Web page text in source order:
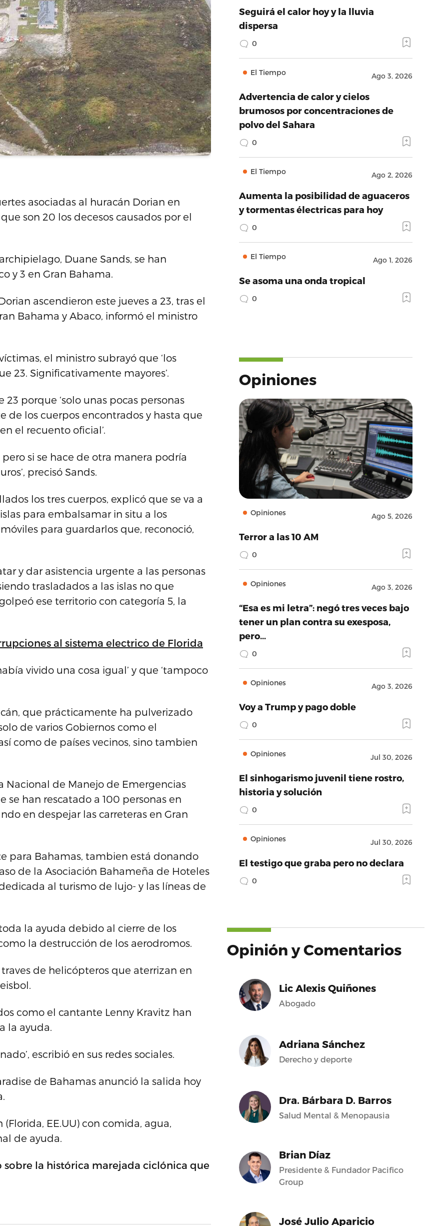
asociadas al huracán Dorian en
son 20 los decesos causados por el
Duane Sands, se han
y 3 en Gran Bahama.
ascendieron este jueves a 23, tras el
Bahama y Abaco, informó el ministro
el ministro subrayó que ‘los
23. Significativamente mayores’.
porque ‘solo unas pocas personas
los cuerpos encontrados y hasta que
el recuento oficial’.
si se hace de otra manera podría
precisó Sands.
los tres cuerpos, explicó que se va a
para embalsamar in situ a los
para guardarlos que, reconoció,
y dar asistencia urgente a las personas
trasladados a las islas no que
ese territorio con categoría 5, la
al sistema electrico de Florida
vivido una cosa igual’ y que ‘tampoco
que prácticamente ha pulverizado
de varios Gobiernos como el
como de países vecinos, sino tambien
Nacional de Manejo de Emergencias
se han rescatado a 100 personas en
en despejar las carreteras en Gran
para Bahamas, tambien está donando
de la Asociación Bahameña de Hoteles
al turismo de lujo- y las líneas de
la ayuda debido al cierre de los
la destrucción de los aerodromos.
de helicópteros que aterrizan en
como el cantante Lenny Kravitz han
la ayuda.
escribió en sus redes sociales.
de Bahamas anunció la salida hoy
EE.UU) con comida, agua,
de ayuda.
la histórica marejada ciclónica que
Seguirá el calor hoy y la lluvia
dispersa
0
El Tiempo Ago 3, 2026
Advertencia de calor y cielos
brumosos por concentraciones de
polvo del Sahara
0
El Tiempo Ago 2, 2026
Aumenta la posibilidad de aguaceros
y tormentas électricas para hoy
0
El Tiempo Ago 1, 2026
Se asoma una onda tropical
0
Opiniones
Opiniones Ago 5, 2026
Terror a las 10 AM
0
Opiniones Ago 3, 2026
“Esa es mi letra”: negó tres veces bajo
tener un plan contra su exesposa,
pero…
0
Opiniones Ago 3, 2026
Voy a Trump y pago doble
0
Opiniones Jul 30, 2026
El sinhogarismo juvenil tiene rostro,
historia y solución
0
Opiniones Jul 30, 2026
El testigo que graba pero no declara
0
Opinión y Comentarios
Lic Alexis Quiñones
Abogado
Adriana Sánchez
Derecho y deporte
Dra. Bárbara D. Barros
Salud Mental & Menopausia
Brian Díaz
Presidente & Fundador Pacifico
Group
José Julio Aparicio